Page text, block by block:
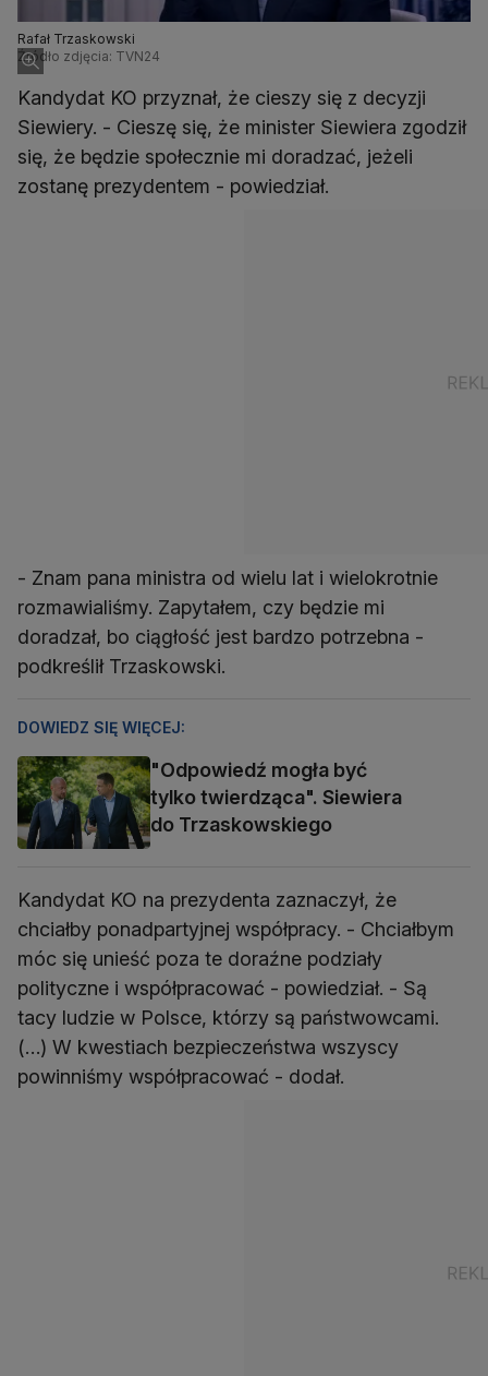
Rafał Trzaskowski
Źródło zdjęcia: TVN24
Kandydat KO przyznał, że cieszy się z decyzji
Siewiery. - Cieszę się, że minister Siewiera zgodził
się, że będzie społecznie mi doradzać, jeżeli
zostanę prezydentem - powiedział.
- Znam pana ministra od wielu lat i wielokrotnie
rozmawialiśmy. Zapytałem, czy będzie mi
doradzał, bo ciągłość jest bardzo potrzebna -
podkreślił Trzaskowski.
DOWIEDZ SIĘ WIĘCEJ:
"Odpowiedź mogła być
tylko twierdząca". Siewiera
do Trzaskowskiego
Kandydat KO na prezydenta zaznaczył, że
chciałby ponadpartyjnej współpracy. - Chciałbym
móc się unieść poza te doraźne podziały
polityczne i współpracować - powiedział. - Są
tacy ludzie w Polsce, którzy są państwowcami.
(…) W kwestiach bezpieczeństwa wszyscy
powinniśmy współpracować - dodał.